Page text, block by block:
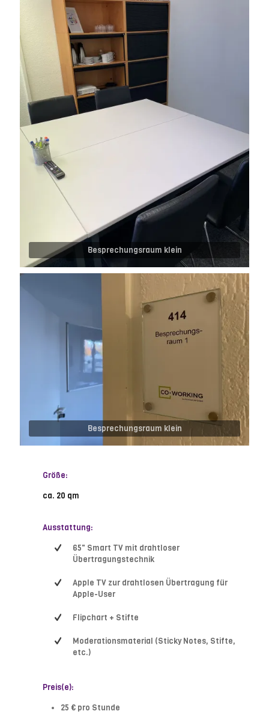
Besprechungsraum klein
Besprechungsraum klein
Größe:
ca. 20 qm
Ausstattung:
65" Smart TV mit drahtloser
Übertragungstechnik
Apple TV zur drahtlosen Übertragung für
Apple-User
Flipchart + Stifte
Moderationsmaterial (Sticky Notes, Stifte,
etc.)
Preis(e):
25 € pro Stunde